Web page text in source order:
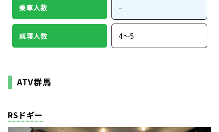
乗車人数 –
就寝人数 4～5
ATV群馬
RSドギー